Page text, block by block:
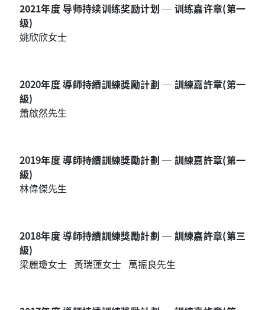
2021年度 导师持续训练奖励计划 ─ 训练嘉许章(第一
级)
姚欣欣女士
2020年度導師持續訓練獎勵計劃 ─ 訓練嘉許章(第一
級)
蕭啟然先生
2019年度導師持續訓練獎勵計劃 ─ 訓練嘉許章(第一
級)
林偉傑先生
2018年度導師持續訓練獎勵計劃 ─ 訓練嘉許章(第三
級)
梁麗瓊女士 黃瑞蓮女士 萬振良先生